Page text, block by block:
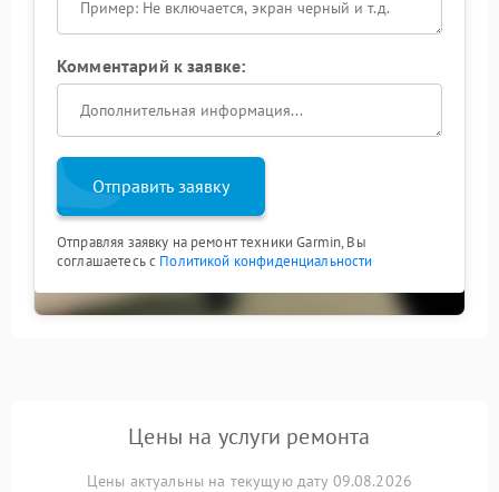
Комментарий к заявке:
Отправить заявку
Отправляя заявку на ремонт техники Garmin, Вы
соглашаетесь с Политикой конфиденциальности
Цены на услуги ремонта
Цены актуальны на текущую дату 09.08.2026